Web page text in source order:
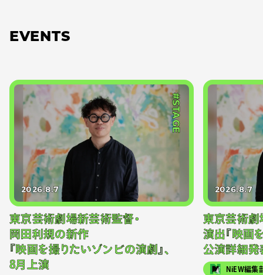
EVENTS
#STAGE
2026.8.7
東京芸術劇場新芸術監督・
岡田利規の新作
『映画を撮りたいゾンビの演劇』、
8月上演
2026.8.7
東京芸術劇
演出『映画
公演詳細発
NiEW編集